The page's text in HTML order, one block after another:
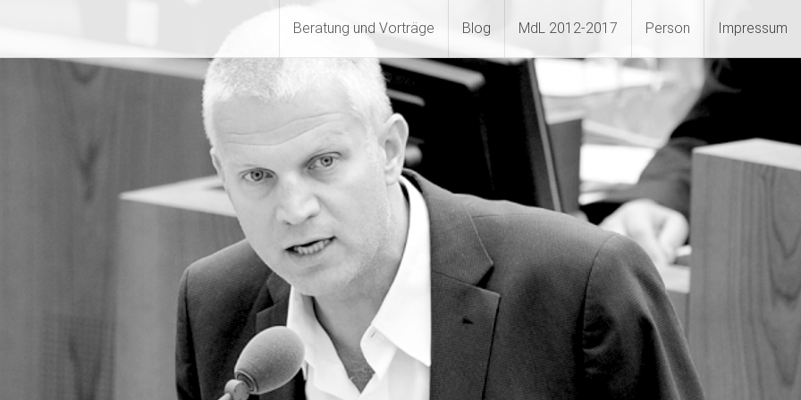
Beratung und Vorträge Blog MdL 2012-2017 Person Impressum